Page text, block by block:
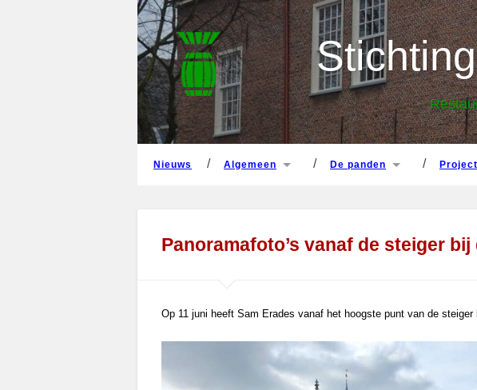
nieuws algemeen de panden
nieuws algemeen de panden
Panoramafoto’s vanaf de steiger
Op 11 juni heeft Sam Erades vanaf het hoogste punt van de